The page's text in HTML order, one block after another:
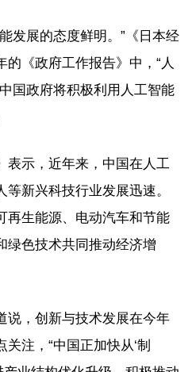
发展的态度鲜明。”《日本经
《政府工作报告》中，“人
国政府将积极利用人工智能
表示，近年来，中国在人工
新兴科技行业发展迅速。
再生能源、电动汽车和节能
绿色技术共同推动经济增
说，创新与技术发展在今年
注，“中国正加快从‘制